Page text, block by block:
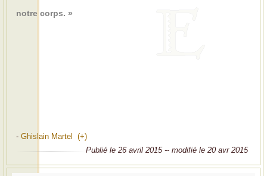
notre corps. »
- Ghislain Martel (+)
Publié le 26 avril 2015 -- modifié le 20 avr 2015